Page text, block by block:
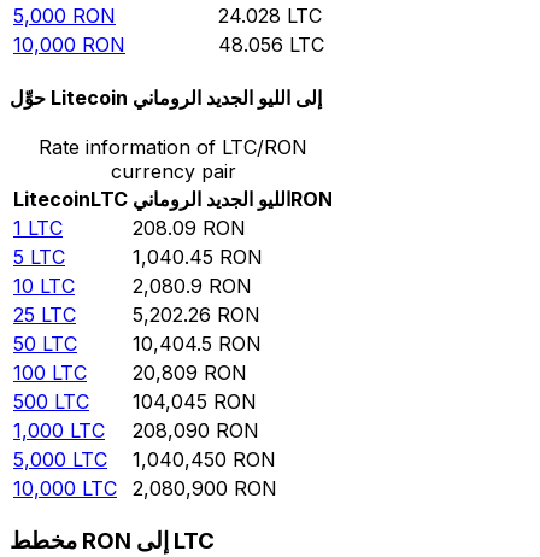
5,000 RON 24.028 LTC
10,000 RON 48.056 LTC
حوِّل Litecoin إلى الليو الجديد الروماني
Rate information of LTC/RON
currency pair
LitecoinLTC الليو الجديد الرومانيRON
1 LTC 208.09 RON
5 LTC 1,040.45 RON
10 LTC 2,080.9 RON
25 LTC 5,202.26 RON
50 LTC 10,404.5 RON
100 LTC 20,809 RON
500 LTC 104,045 RON
1,000 LTC 208,090 RON
5,000 LTC 1,040,450 RON
10,000 LTC 2,080,900 RON
مخطط RON إلى LTC